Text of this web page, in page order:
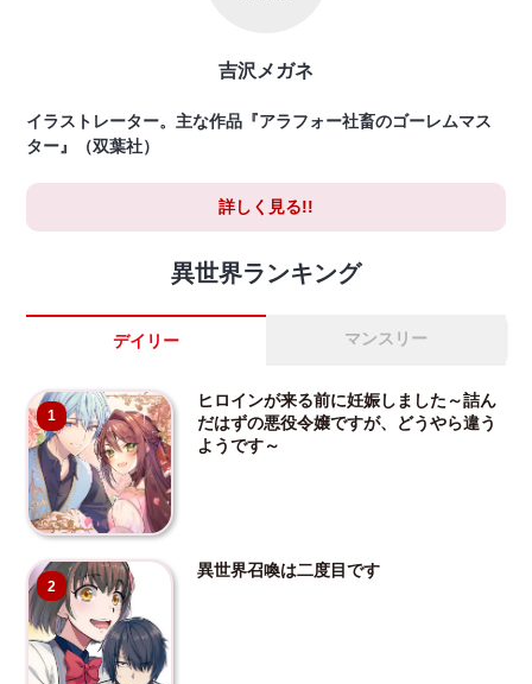
吉沢メガネ
イラストレーター。主な作品『アラフォー社畜のゴーレムマス
ター』（双葉社）
詳しく見る!!
異世界ランキング
デイリー マンスリー
1
ヒロインが来る前に妊娠しました～詰ん
だはずの悪役令嬢ですが、どうやら違う
ようです～
2
異世界召喚は二度目です